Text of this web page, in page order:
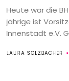
Heute war die
jährige ist
Innenstadt e.V.
LAURA SOLZBACHER